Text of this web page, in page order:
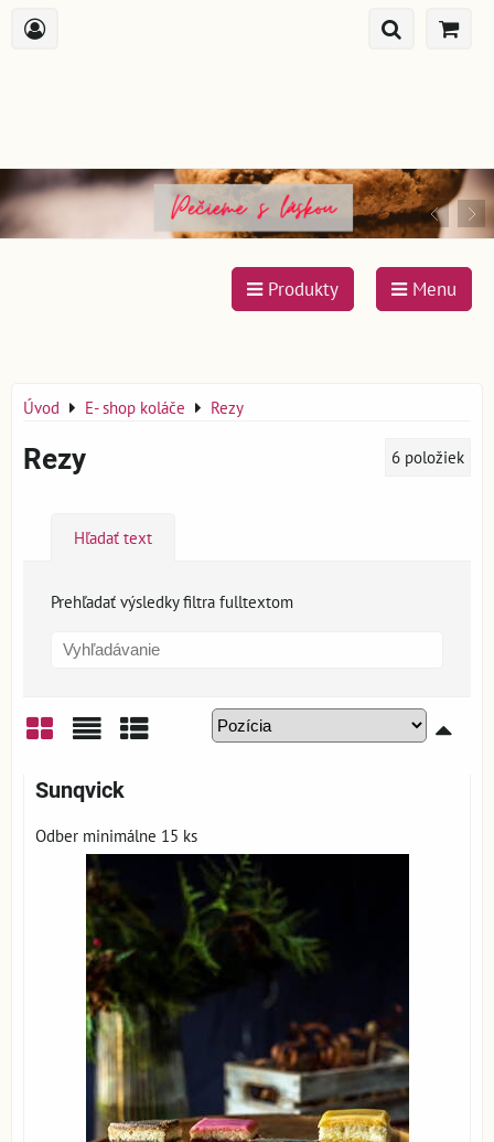
Produkty Menu
Úvod E- shop koláče Rezy
Rezy 6 položiek
Hľadať text
Prehľadať výsledky filtra fulltextom
Sunqvick
Odber minimálne 15 ks